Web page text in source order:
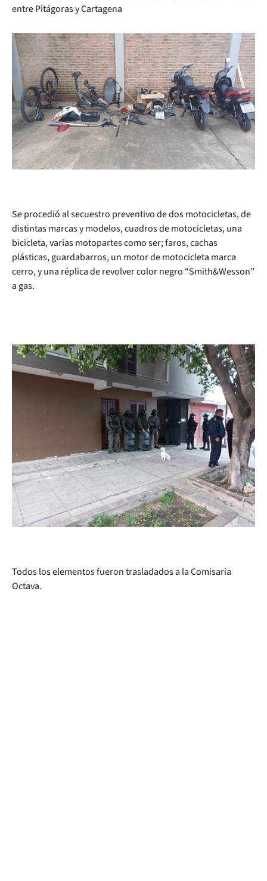
entre Pitágoras y Cartagena
Se procedió al secuestro preventivo de dos motocicletas, de
distintas marcas y modelos, cuadros de motocicletas, una
bicicleta, varias motopartes como ser; faros, cachas
plásticas, guardabarros, un motor de motocicleta marca
cerro, y una réplica de revolver color negro “Smith&Wesson”
a gas.
Todos los elementos fueron trasladados a la Comisaria
Octava.